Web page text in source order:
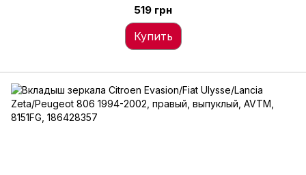
8151FF, 186427357
519 грн
Купить